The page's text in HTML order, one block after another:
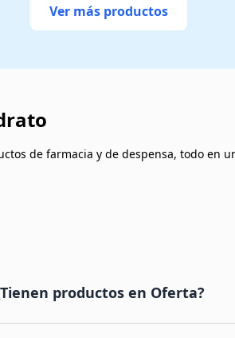
Ver más productos
de farmacia y de despensa, todo en
productos en Oferta?